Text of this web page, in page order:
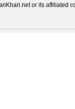
or its affiliated